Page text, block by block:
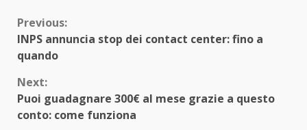
Continue
Reading
Previous:
INPS annuncia stop dei contact center: fino a
quando
Next:
Puoi guadagnare 300€ al mese grazie a questo
conto: come funziona